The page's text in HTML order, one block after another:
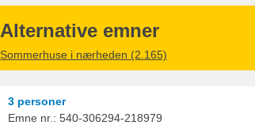
Alternative emner
Sommerhuse i nærheden (2.165)
3 personer
Emne nr.: 540-306294-218979